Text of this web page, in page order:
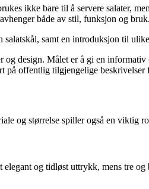
ikke bare til å servere salater,
både av stil, funksjon og bruk.
samt en introduksjon til
design. Målet er å gi en
på offentlig tilgjengelige
og størrelse spiller også en viktig
og tidløst uttrykk, mens tre